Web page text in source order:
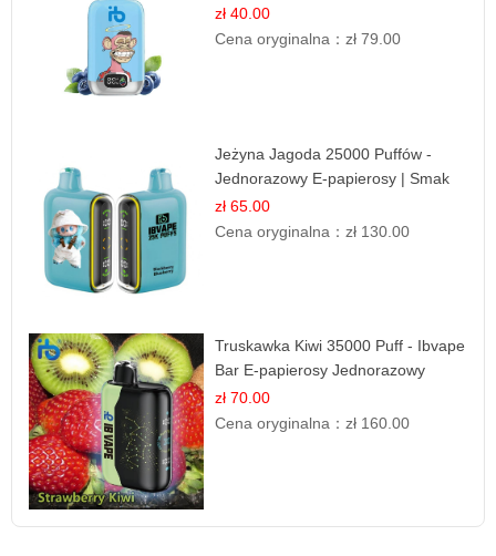
Jagodowy Chłód
zł 40.00
Cena oryginalna：zł 79.00
Jeżyna Jagoda 25000 Puffów -
Jednorazowy E-papierosy | Smak
Leśnych Owoców
zł 65.00
Cena oryginalna：zł 130.00
Truskawka Kiwi 35000 Puff - Ibvape
Bar E-papierosy Jednorazowy
zł 70.00
Cena oryginalna：zł 160.00